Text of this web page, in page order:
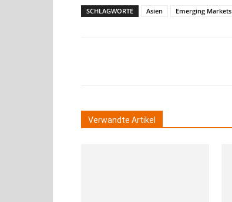
SCHLAGWORTE Asien Emerging Markets
Verwandte Artikel